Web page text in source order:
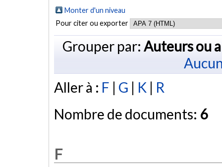
Monter d'un niveau
Pour citer ou exporter
Grouper par: Auteurs ou
Aller à : F | G | K | R
Nombre de documents: 6
F